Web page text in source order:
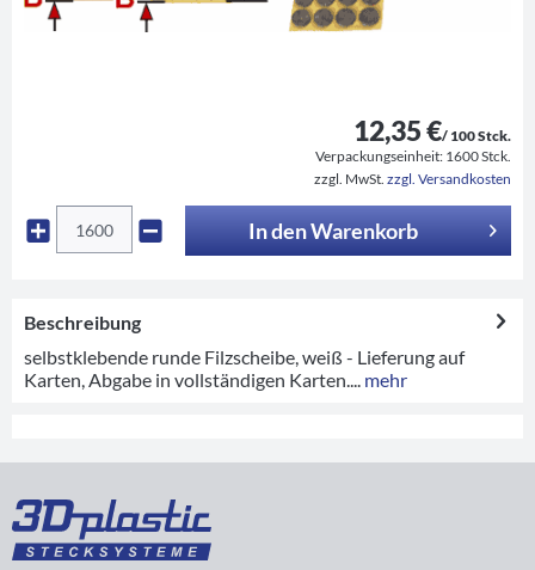
12,35 €/ 100 Stck.
Verpackungseinheit: 1600 Stck.
zzgl. MwSt. zzgl. Versandkosten
In denWarenkorb
Beschreibung
selbstklebende runde Filzscheibe, weiß - Lieferung auf
Karten, Abgabe in vollständigen Karten....
mehr